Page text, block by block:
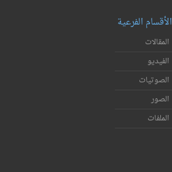
الأقسام الفرعية
المقالات
الفيديو
الصوتيات
الصور
الملفات